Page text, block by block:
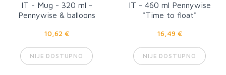
IT - Mug - 320 ml -
Pennywise & balloons
10,62 €
NIJE DOSTUPNO
IT - 460 ml Pennywise
"Time to float"
16,49 €
NIJE DOSTUPNO